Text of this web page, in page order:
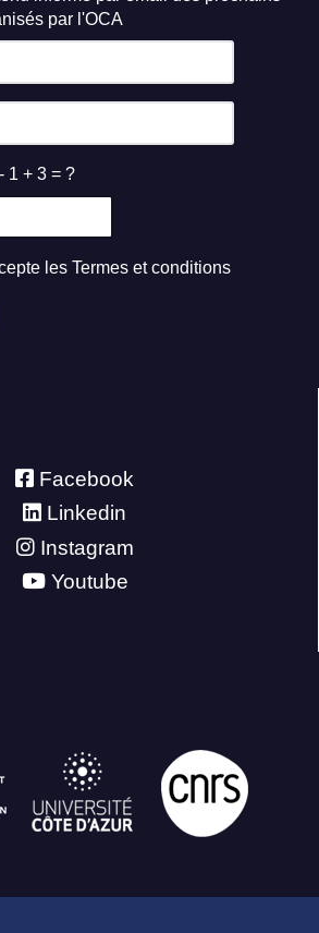
par l'OCA
1 + 3 = ?
les Termes et conditions
Facebook
Linkedin
Instagram
Youtube